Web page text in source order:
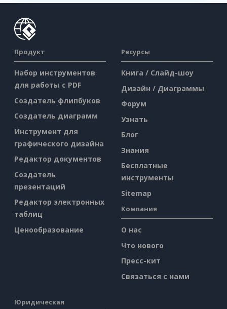
Продукт
Набор инструментов
для работы с PDF
Создатель флипбуков
Создатель диаграмм
Инструмент для
графического дизайна
Редактор документов
Создатель
презентаций
Редактор электронных
таблиц
Ценообразование
Ресурсы
Книга / Слайд-шоу
Дизайн / Диаграммы
Форум
Узнать
Блог
Знания
Бесплатные
инструменты
Sitemap
Компания
О нас
Что нового
Пресс-кит
Связаться с нами
Юридическая